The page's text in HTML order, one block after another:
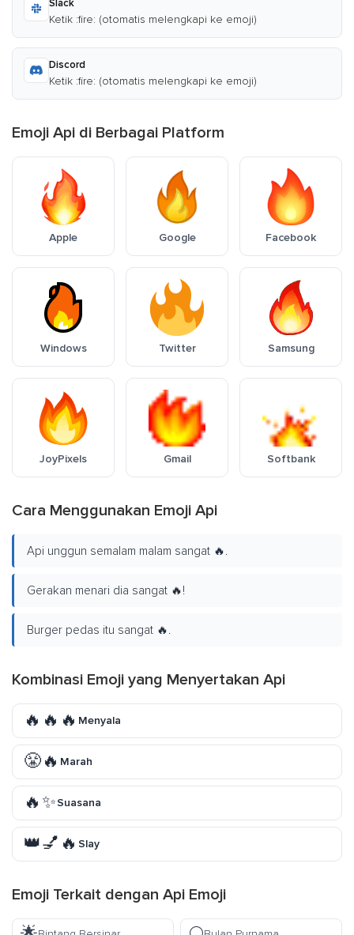
Slack
Ketik :fire: (otomatis melengkapi ke emoji)
Discord
Ketik :fire: (otomatis melengkapi ke emoji)
Emoji Api di Berbagai Platform
Apple Google Facebook
Windows Twitter Samsung
JoyPixels Gmail Softbank
Cara Menggunakan Emoji Api
Api unggun semalam malam sangat 🔥.
Gerakan menari dia sangat 🔥!
Burger pedas itu sangat 🔥.
Kombinasi Emoji yang Menyertakan Api
🔥🔥🔥 Menyala
😤🔥 Marah
🔥✨Suasana
👑💅🔥 Slay
Emoji Terkait dengan Api Emoji